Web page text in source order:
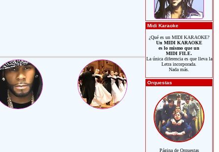
Midi Karaoke
¿Qué es un MIDI KARAOKE?
Un MIDI KARAOKE
es lo mismo que un
MIDI FILE.
La única diferencia es que lleva la
Letra incorporada.
Nada más.
Orquestas
Página de Orquestas